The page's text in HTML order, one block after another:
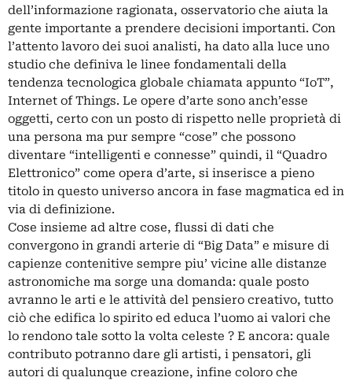
dell’informazione ragionata, osservatorio che aiuta la
gente importante a prendere decisioni importanti. Con
l’attento lavoro dei suoi analisti, ha dato alla luce uno
studio che definiva le linee fondamentali della
tendenza tecnologica globale chiamata appunto “IoT”,
Internet of Things. Le opere d’arte sono anch’esse
oggetti, certo con un posto di rispetto nelle proprietà di
una persona ma pur sempre “cose” che possono
diventare “intelligenti e connesse” quindi, il “Quadro
Elettronico” come opera d’arte, si inserisce a pieno
titolo in questo universo ancora in fase magmatica ed in
via di definizione.
Cose insieme ad altre cose, flussi di dati che
convergono in grandi arterie di “Big Data” e misure di
capienze contenitive sempre piu’ vicine alle distanze
astronomiche ma sorge una domanda: quale posto
avranno le arti e le attività del pensiero creativo, tutto
ciò che edifica lo spirito ed educa l’uomo ai valori che
lo rendono tale sotto la volta celeste ? E ancora: quale
contributo potranno dare gli artisti, i pensatori, gli
autori di qualunque creazione, infine coloro che